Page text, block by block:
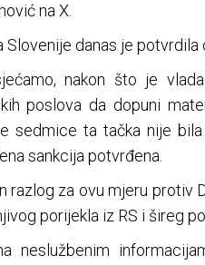
na X.
Slovenije danas je
nakon što je
poslova da dopuni
sedmice ta tačka nije
sankcija potvrđena.
razlog za ovu mjeru protiv
porijekla iz RS i šireg
neslužbenim